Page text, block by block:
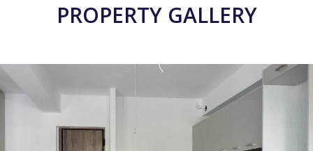
PROPERTY GALLERY
26 PHOTOS